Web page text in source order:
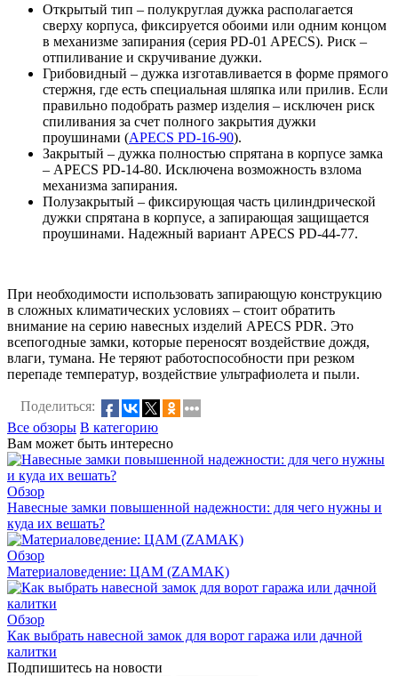
Открытый тип – полукруглая дужка располагается
сверху корпуса, фиксируется обоими или одним концом
в механизме запирания (серия PD-01 APECS). Риск –
отпиливание и скручивание дужки.
Грибовидный – дужка изготавливается в форме прямого
стержня, где есть специальная шляпка или прилив. Если
правильно подобрать размер изделия – исключен риск
спиливания за счет полного закрытия дужки
проушинами (APECS PD-16-90).
Закрытый – дужка полностью спрятана в корпусе замка
– APECS PD-14-80. Исключена возможность взлома
механизма запирания.
Полузакрытый – фиксирующая часть цилиндрической
дужки спрятана в корпусе, а запирающая защищается
проушинами. Надежный вариант APECS PD-44-77.
При необходимости использовать запирающую конструкцию
в сложных климатических условиях – стоит обратить
внимание на серию навесных изделий APECS PDR. Это
всепогодные замки, которые переносят воздействие дождя,
влаги, тумана. Не теряют работоспособности при резком
перепаде температур, воздействие ультрафиолета и пыли.
Поделиться:
Все обзоры В категорию
Вам может быть интересно
Обзор
Навесные замки повышенной надежности: для чего нужны и
куда их вешать?
Обзор
Материаловедение: ЦАМ (ZAMAK)
Обзор
Как выбрать навесной замок для ворот гаража или дачной
калитки
Подпишитесь на новости